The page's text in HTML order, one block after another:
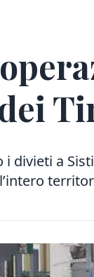
divieti a